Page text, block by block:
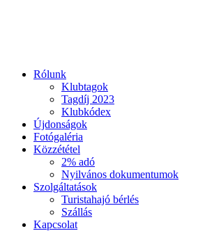
Rólunk
Klubtagok
Tagdíj 2023
Klubkódex
Újdonságok
Fotógaléria
Közzététel
2% adó
Nyilvános dokumentumok
Szolgáltatások
Turistahajó bérlés
Szállás
Kapcsolat